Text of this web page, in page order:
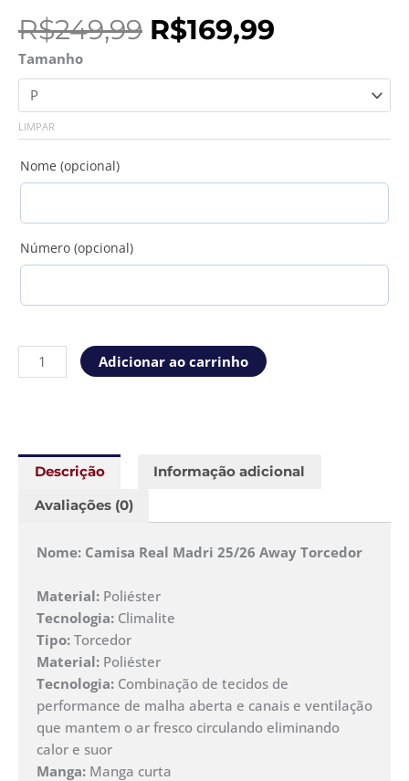
R$249,99 O
preço
original
R$249,99.
R$169,99
atual
R$169,99.
Tamanho
LIMPAR
Nome (opcional)
Número (opcional)
Camisa
Real
Madri
25/26
Away
Torcedor
quantidade
Adicionar ao carrinho
Descrição Informação adicional
Avaliações (0)
Nome: Camisa Real Madri 25/26 Away Torcedor
Material: Poliéster
Tecnologia: Climalite
Tipo: Torcedor
Material: Poliéster
Tecnologia: Combinação de tecidos de
performance de malha aberta e canais e ventilação
que mantem o ar fresco circulando eliminando
calor e suor
Manga: Manga curta